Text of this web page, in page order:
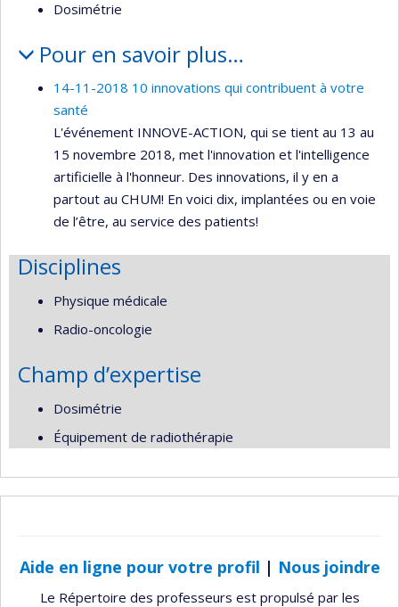
Dosimétrie
Pour en savoir plus…
14-11-2018 10 innovations qui contribuent à votre
santé
L'événement INNOVE-ACTION, qui se tient au 13 au
15 novembre 2018, met l'innovation et l'intelligence
artificielle à l'honneur. Des innovations, il y en a
partout au CHUM! En voici dix, implantées ou en voie
de l’être, au service des patients!
Disciplines
Physique médicale
Radio-oncologie
Champ d’expertise
Dosimétrie
Équipement de radiothérapie
Aide en ligne pour votre profil | Nous joindre
Le Répertoire des professeurs est propulsé par les